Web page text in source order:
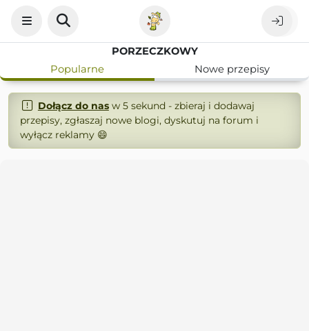
PORZECZKOWY
Popularne
Nowe przepisy
Dołącz do nasw 5 sekund - zbieraj i dodawaj
przepisy, zgłaszaj nowe blogi, dyskutuj na forum i
wyłącz reklamy 😄